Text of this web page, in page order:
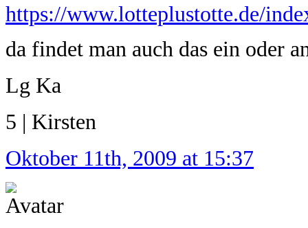
https://www.lotteplustotte.de/
da findet man auch das ein oder
Lg Ka
5 | Kirsten
Oktober 11th, 2009 at 15:37